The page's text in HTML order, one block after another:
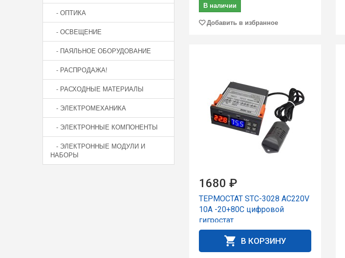
- ОПТИКА
- ОСВЕЩЕНИЕ
- ПАЯЛЬНОЕ ОБОРУДОВАНИЕ
- РАСПРОДАЖА!
- РАСХОДНЫЕ МАТЕРИАЛЫ
- ЭЛЕКТРОМЕХАНИКА
- ЭЛЕКТРОННЫЕ КОМПОНЕНТЫ
- ЭЛЕКТРОННЫЕ МОДУЛИ И
НАБОРЫ
В наличии
Добавить в избранное
1680 ₽
ТЕРМОСТАТ STC-3028 AC220V
10A -20+80C цифpовой
гигростат
В КОРЗИНУ